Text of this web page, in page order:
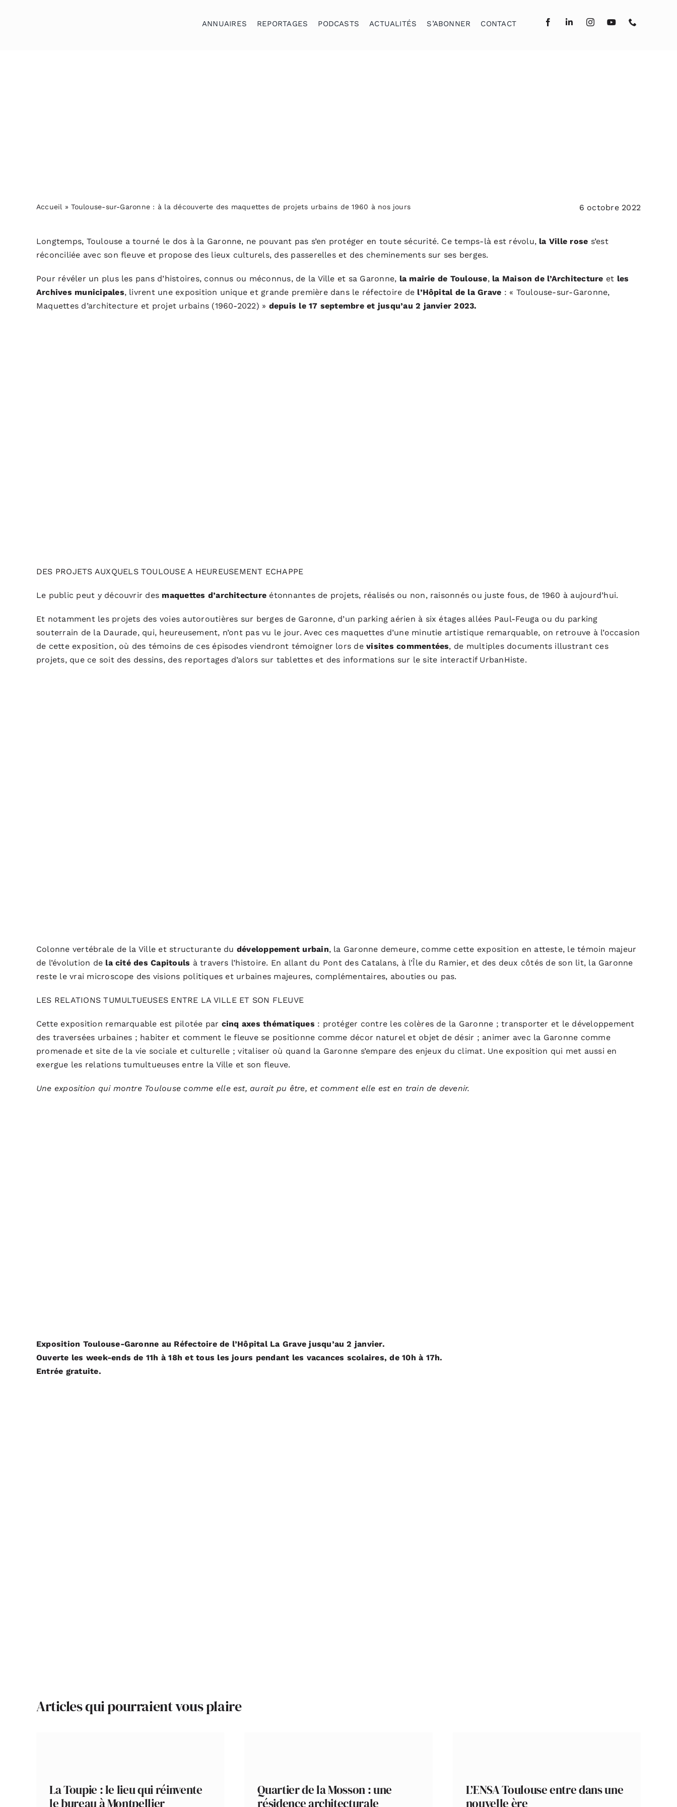
ANNUAIRES REPORTAGES PODCASTS ACTUALITÉS S’ABONNER CONTACT
Accueil »Toulouse-sur-Garonne : à la découverte des maquettes de projets urbains de 1960 à nos jours 6 octobre 2022
Longtemps, Toulouse a tourné le dos à la Garonne, ne pouvant pas s’en protéger en toute sécurité. Ce temps-là est révolu, la Ville rose s’est
réconciliée avec son fleuve et propose des lieux culturels, des passerelles et des cheminements sur ses berges.
Pour révéler un plus les pans d’histoires, connus ou méconnus, de la Ville et sa Garonne, la mairie de Toulouse, la Maison de l’Architecture et les
Archives municipales, livrent une exposition unique et grande première dans le réfectoire de l’Hôpital de la Grave : « Toulouse-sur-Garonne,
Maquettes d’architecture et projet urbains (1960-2022) » depuis le 17 septembre et jusqu’au 2 janvier 2023.
DES PROJETS AUXQUELS TOULOUSE A HEUREUSEMENT ECHAPPE
Le public peut y découvrir des maquettes d’architecture étonnantes de projets, réalisés ou non, raisonnés ou juste fous, de 1960 à aujourd’hui.
Et notamment les projets des voies autoroutières sur berges de Garonne, d’un parking aérien à six étages allées Paul-Feuga ou du parking
souterrain de la Daurade, qui, heureusement, n’ont pas vu le jour. Avec ces maquettes d’une minutie artistique remarquable, on retrouve à l’occasion
de cette exposition, où des témoins de ces épisodes viendront témoigner lors devisites commentées, de multiples documents illustrant ces
projets, que ce soit des dessins, des reportages d’alors sur tablettes et des informations sur le site interactif UrbanHiste.
Colonne vertébrale de la Ville et structurante du développement urbain, la Garonne demeure, comme cette exposition en atteste, le témoin majeur
de l’évolution de la cité des Capitouls à travers l’histoire. En allant du Pont des Catalans, à l’Île du Ramier, et des deux côtés de son lit, la Garonne
reste le vrai microscope des visions politiques et urbaines majeures, complémentaires, abouties ou pas.
LES RELATIONS TUMULTUEUSES ENTRE LA VILLE ET SON FLEUVE
Cette exposition remarquable est pilotée par cinq axes thématiques : protéger contre les colères de la Garonne ; transporter et le développement
des traversées urbaines ; habiter et comment le fleuve se positionne comme décor naturel et objet de désir ; animer avec la Garonne comme
promenade et site de la vie sociale et culturelle ; vitaliser où quand la Garonne s’empare des enjeux du climat. Une exposition qui met aussi en
exergue les relations tumultueuses entre la Ville et son fleuve.
Une exposition qui montre Toulouse comme elle est, aurait pu être, et comment elle est en train de devenir.
Exposition Toulouse-Garonne au Réfectoire de l’Hôpital La Grave jusqu’au 2 janvier.
Ouverte les week-ends de 11h à 18h et tous les jours pendant les vacances scolaires, de 10h à 17h.
Entrée gratuite.
Articles qui pourraient vous plaire
La Toupie : le lieu qui réinvente
le bureau à Montpellier
Quartier de la Mosson : une
résidence architecturale
L’ENSA Toulouse entre dans une
nouvelle ère